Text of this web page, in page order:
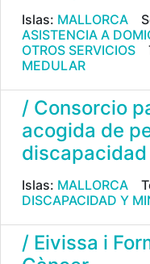
Islas: MALLORCA
ASISTENCIA A
OTROS SERVICIOS
MEDULAR
/ Consorcio
acogida de
Islas: MALLORCA
DISCAPACIDAD Y
/ Eivissa i